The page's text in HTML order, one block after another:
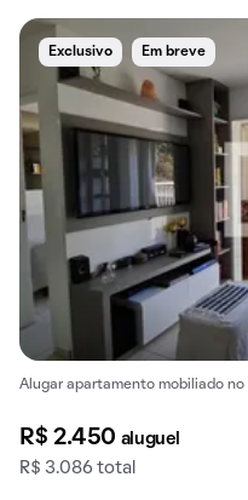
Exclusivo Em breve
Alugar apartamento mobiliado no
R$ 2.450 aluguel
R$ 3.086 total